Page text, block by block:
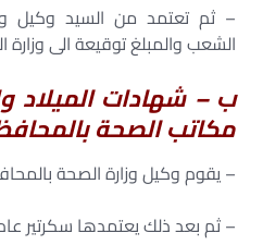
– ثم تعتمد من السيد وكيل
الشعب والمبلغ توقيعة الى وزارة
ب – شهادات الميلاد
مكاتب الصحة
– يقوم وكيل وزارة الصحة
– ثم بعد ذلك يعتمدها سكرتير